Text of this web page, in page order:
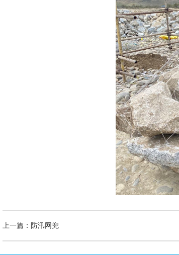
上一篇：防汛网兜